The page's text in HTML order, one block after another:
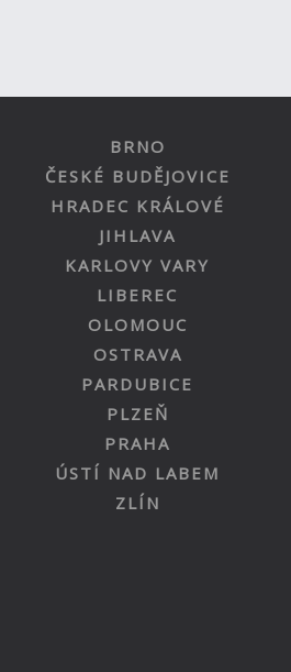
BRNO
ČESKÉ BUDĚJOVICE
HRADEC KRÁLOVÉ
JIHLAVA
KARLOVY VARY
LIBEREC
OLOMOUC
OSTRAVA
PARDUBICE
PLZEŇ
PRAHA
ÚSTÍ NAD LABEM
ZLÍN